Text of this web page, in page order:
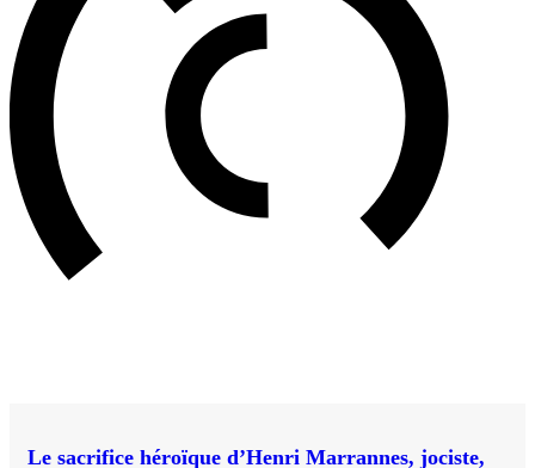
Le sacrifice héroïque d’Henri Marrannes, jociste,